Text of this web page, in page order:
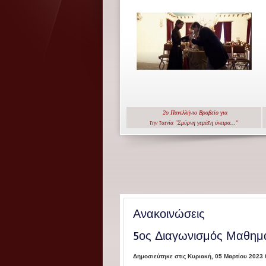
2ο Πανελλήνιο Βραβείο για
την ταινία "Σμύρνη γεμάτη όνειρα..."
Ανακοινώσεις
5ος Διαγωνισμός
Δημοσιεύτηκε στις Κυριακή, 05 Μαρτίου 2023